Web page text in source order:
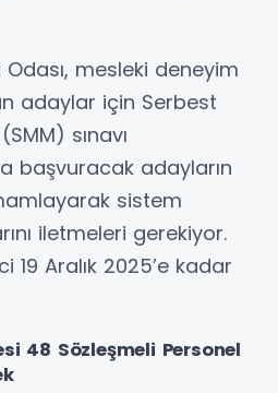
mesleki deneyim
adaylar için Serbest
sınavı
başvuracak adayların
sistem
iletmeleri gerekiyor.
19 Aralık 2025’e kadar
48 Sözleşmeli Personel